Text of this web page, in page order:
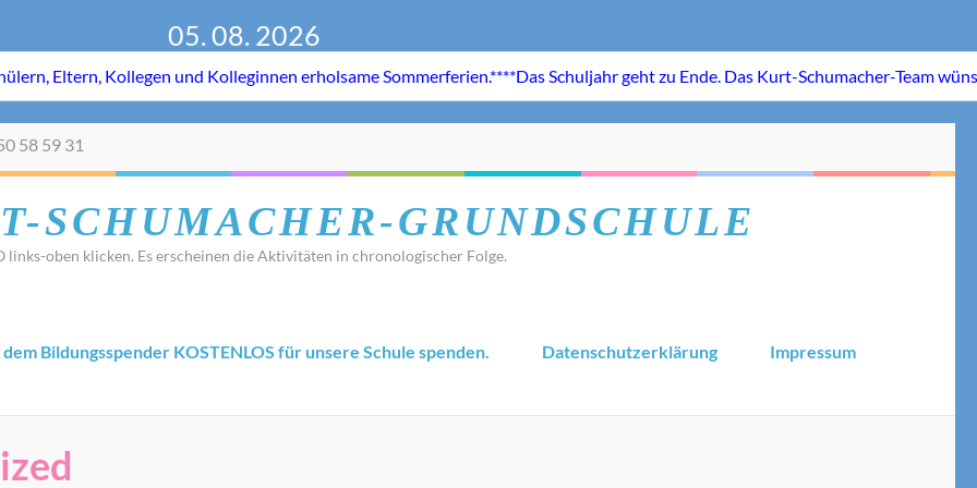
05. 08. 2026
58 59 31
SCHUMACHER-GRUNDSCHULE
links-oben klicken. Es erscheinen die Aktivitäten in chronologischer Folge.
Bildungsspender KOSTENLOS für unsere Schule spenden. Datenschutzerklärung Impressum